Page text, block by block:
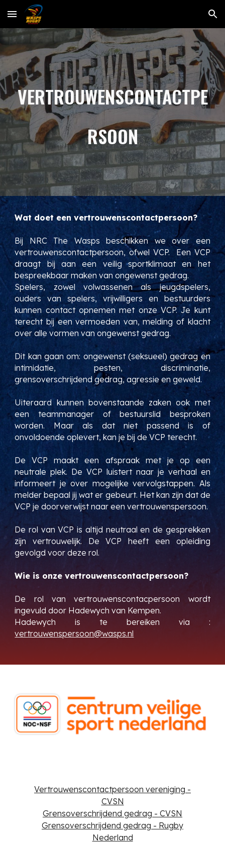
Skip to main content Skip to navigation
VERTROUWENSCONTACTPE
RSOON
Wat doet een vertrouwenscontactpersoon?
Bij NRC The Wasps beschikken we over een
vertrouwenscontactpersoon, ofwel VCP. Een VCP
draagt bij aan een veilig sportklimaat en het
bespreekbaar maken van ongewenst gedrag.
Spelers, zowel volwassenen als jeugdspelers,
ouders van spelers, vrijwilligers en bestuurders
kunnen contact opnemen met onze VCP. Je kunt
terecht bij een vermoeden van, melding of klacht
over alle vormen van ongewenst gedrag.
Dit kan gaan om: ongewenst (seksueel) gedrag en
intimidatie, pesten, discriminatie,
grensoverschrijdend gedrag, agressie en geweld.
Uiteraard kunnen bovenstaande zaken ook met
een teammanager of bestuurslid besproken
worden. Maar als dat niet passend is of
onvoldoende oplevert, kan je bij de VCP terecht.
De VCP maakt een afspraak met je op een
neutrale plek. De VCP luistert naar je verhaal en
informeert je over mogelijke vervolgstappen. Als
melder bepaal jij wat er gebeurt. Het kan zijn dat de
VCP je doorverwijst naar een vertrouwenspersoon.
De rol van VCP is altijd neutraal en de gesprekken
zijn vertrouwelijk. De VCP heeft een opleiding
gevolgd voor deze rol.
Wie is onze vertrouwenscontactpersoon?
De rol van vertrouwenscontacpersoon wordt
ingevuld door Hadewych van Kempen.
Hadewych is te bereiken via :
vertrouwenspersoon@wasps.nl
Vertrouwenscontactpersoon vereniging -
CVSN
Grensoverschrijdend gedrag - CVSN
Grensoverschrijdend gedrag - Rugby
Nederland